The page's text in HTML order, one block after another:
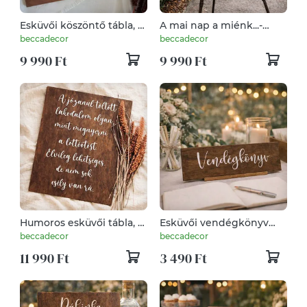
Esküvői köszöntő tábla, fa
tábla, fa dekor, welcome
beccadecor
9 990 Ft
A mai nap a miénk...-
esküvői köszöntő tábla, fa
tábla
beccadecor
9 990 Ft
Humoros esküvői tábla, fa
tábla, fa dekor, esküvői
beccadecor
11 990 Ft
Esküvői vendégkönyv
tábla – – rusztikus fa
beccadecor
3 490 Ft